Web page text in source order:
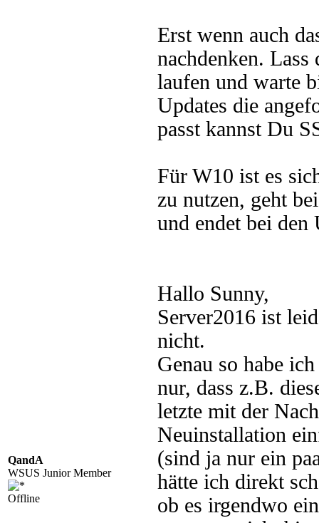
QandA
WSUS Junior Member
Offline
Erst wenn auch
nachdenken. Lass
laufen und warte
Updates die
passt kannst Du
Für W10 ist es
zu nutzen, geht
und endet bei den
Hallo Sunny,
Server2016 ist
nicht.
Genau so habe
nur, dass z.B.
letzte mit der
Neuinstallation
(sind ja nur ein
hätte ich direkt
ob es irgendwo